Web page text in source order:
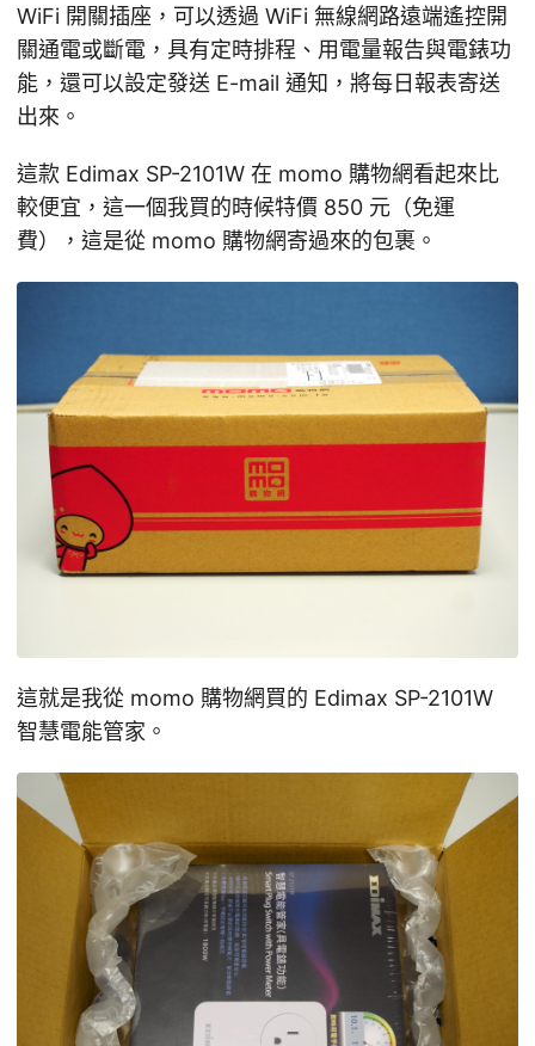
WiFi 開關插座，可以透過 WiFi 無線網路遠端遙控開
關通電或斷電，具有定時排程、用電量報告與電錶功
能，還可以設定發送 E-mail 通知，將每日報表寄送
出來。
這款 Edimax SP-2101W 在 momo 購物網看起來比
較便宜，這一個我買的時候特價 850 元（免運
費），這是從 momo 購物網寄過來的包裹。
這就是我從 momo 購物網買的 Edimax SP-2101W
智慧電能管家。